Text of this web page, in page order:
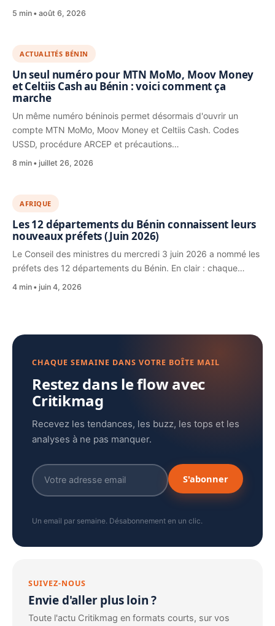
5 min août 6, 2026
ACTUALITÉS BÉNIN
Un seul numéro pour MTN MoMo, Moov Money
et Celtiis Cash au Bénin : voici comment ça
marche
Un même numéro béninois permet désormais d'ouvrir un
compte MTN MoMo, Moov Money et Celtiis Cash. Codes
USSD, procédure ARCEP et précautions…
8 min juillet 26, 2026
AFRIQUE
Les 12 départements du Bénin connaissent leurs
nouveaux préfets (Juin 2026)
Le Conseil des ministres du mercredi 3 juin 2026 a nommé les
préfets des 12 départements du Bénin. En clair : chaque…
4 min juin 4, 2026
CHAQUE SEMAINE DANS VOTRE BOÎTE MAIL
Restez dans le flow avec
Critikmag
Recevez les tendances, les buzz, les tops et les
analyses à ne pas manquer.
S'abonner
Un email par semaine. Désabonnement en un clic.
SUIVEZ-NOUS
Envie d'aller plus loin ?
Toute l'actu Critikmag en formats courts, sur vos